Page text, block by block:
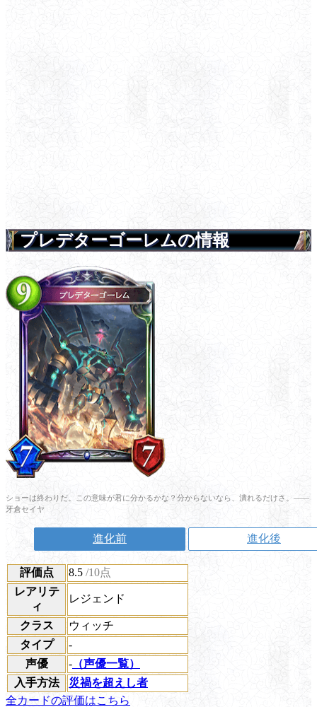
プレデターゴーレムの情報
ショーは終わりだ。この意味が君に分かるかな？分からないなら、潰れるだけさ。――
牙倉セイヤ
進化前 進化後
評価点 8.5 /10点
レアリテ
ィ
レジェンド
クラス
ウィッチ
タイプ
-
声優
- （声優一覧）
入手方法
災禍を超えし者
全カードの評価はこちら